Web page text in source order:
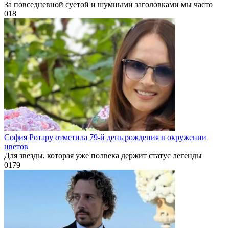
За повседневной суетой и шумными заголовками мы часто
018
София Ротару отметила 79-й день рождения в окружении
цветов
Для звезды, которая уже полвека держит статус легенды
0179